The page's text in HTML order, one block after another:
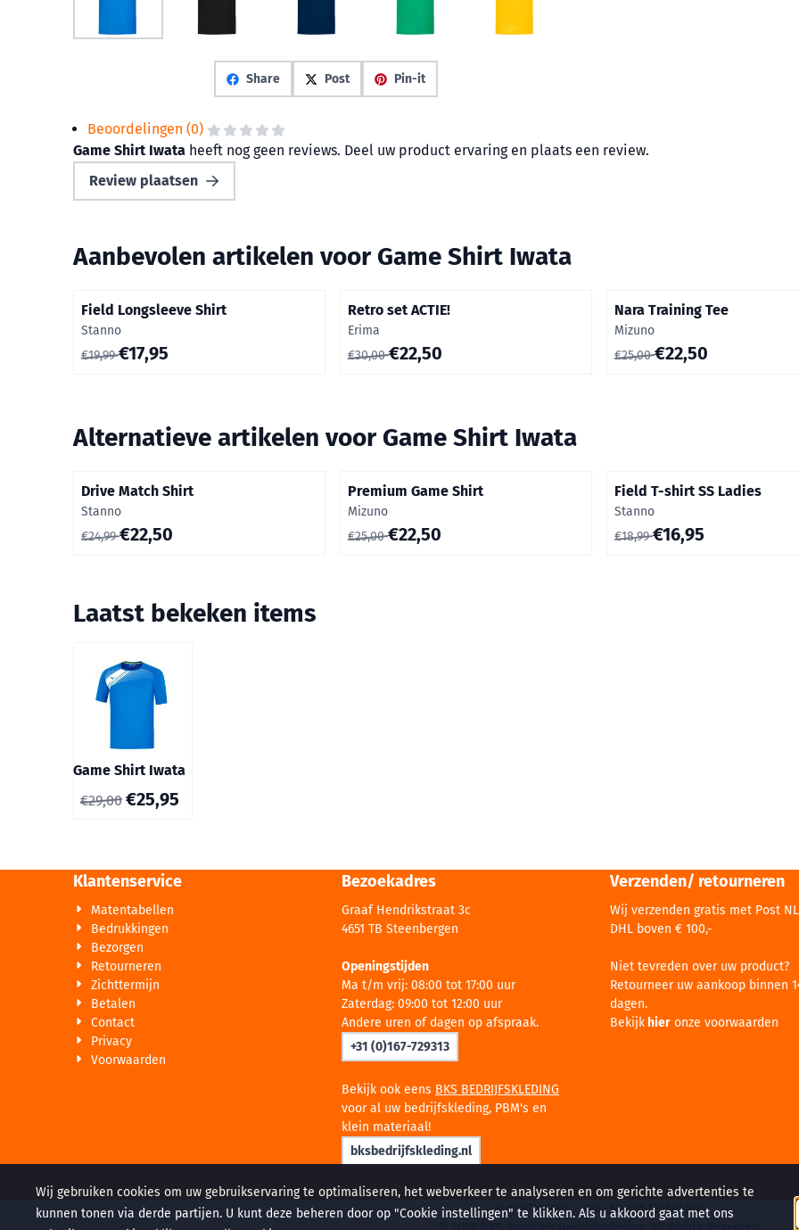
Share Post Pin-it
Beoordelingen (0)
Game Shirt Iwata heeft nog geen reviews. Deel uw product ervaring en plaats een review.
Review plaatsen
Aanbevolen artikelen voor Game Shirt Iwata
Field Longsleeve Shirt
Merk:
Stanno
Van 19,99 voor 17,95
€19,99€17,95
Retro set ACTIE!
Merk:
Erima
Van 30,00 voor 22,50
€30,00€22,50
Nara Training Tee
Merk:
Mizuno
Van 25,00 voor 22,50
€25,00€22,50
Alternatieve artikelen voor Game Shirt Iwata
Drive Match Shirt
Merk:
Stanno
Van 24,99 voor 22,50
€24,99€22,50
Premium Game Shirt
Merk:
Mizuno
Van 25,00 voor 22,50
€25,00€22,50
Field T-shirt SS Ladies
Merk:
Stanno
Van 18,99 voor 16,95
€18,99€16,95
Laatst bekeken items
Game Shirt Iwata
€29,00 €25,95
Klantenservice
Matentabellen
Bedrukkingen
Bezorgen
Retourneren
Zichttermijn
Betalen
Contact
Privacy
Voorwaarden
Bezoekadres
Graaf Hendrikstraat 3c
4651 TB Steenbergen
Openingstijden
Ma t/m vrij: 08:00 tot 17:00 uur
Zaterdag: 09:00 tot 12:00 uur
Andere uren of dagen op afspraak.
+31 (0)167-729313
Bekijk ook eens BKS BEDRIJFSKLEDING
voor al uw bedrijfskleding, PBM's en
klein materiaal!
bksbedrijfskleding.nl
Verzenden/ retourneren
Wij verzenden gratis met Post
DHL boven € 100,-
Niet tevreden over uw product?
Retourneer uw aankoop binnen
dagen.
Bekijk hieronze voorwaarden
KvK: 97216682 - Btw: NL005260506B55
Wij gebruiken cookies om uw gebruikservaring te optimaliseren, het webverkeer te analyseren en om gerichte advertenties te
kunnen tonen via derde partijen. U kunt deze beheren door op "Cookie instellingen" te klikken. Als u akkoord gaat met ons